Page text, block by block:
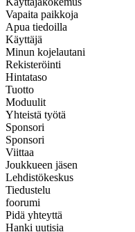
Vapaita paikkoja
Apua tiedoilla
Käyttäjä
Minun kojelautani
Rekisteröinti
Hintataso
Tuotto
Moduulit
Yhteistä työtä
Sponsori
Sponsori
Viittaa
Joukkueen jäsen
Lehdistökeskus
Tiedustelu
foorumi
Pidä yhteyttä
Hanki uutisia